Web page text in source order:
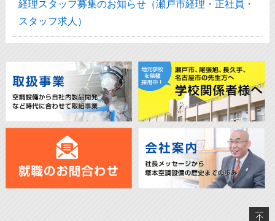
経理スタッフ募集のお知らせ（瀬戸市経理・正社員・
スタッフ求人）